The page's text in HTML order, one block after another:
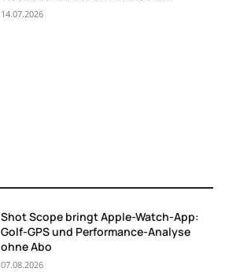
14.07.2026
Shot Scope bringt Apple-Watch-App:
Golf-GPS und Performance-Analyse
ohne Abo
07.08.2026